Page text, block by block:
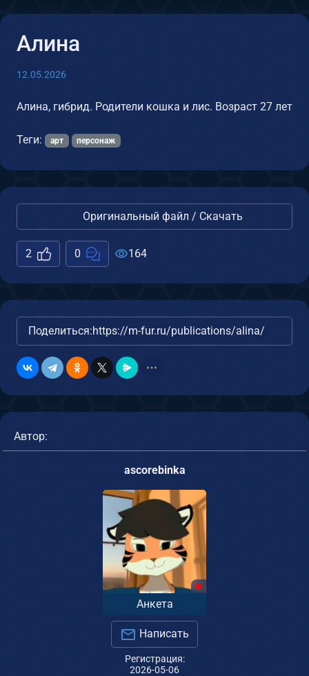
Алина
12.05.2026
Алина, гибрид. Родители кошка и лис. Возраст 27 лет
Теги: арт персонаж
Оригинальный файл / Скачать
2 0 164
Поделиться:https://m-fur.ru/publications/alina/
Автор:
ascorebinka
Анкета
Написать
Регистрация:
2026-05-06